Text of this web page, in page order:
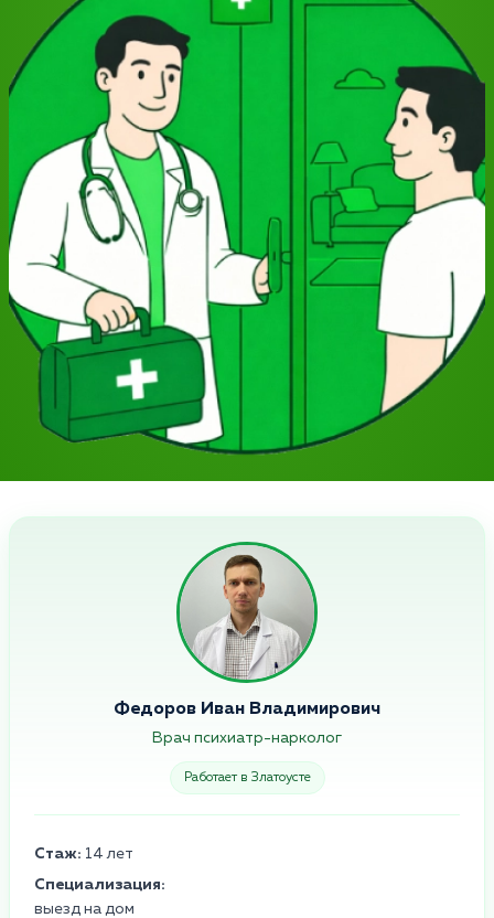
Федоров Иван Владимирович
Врач психиатр-нарколог
Работает в Златоусте
Стаж: 14 лет
Специализация:
выезд на дом